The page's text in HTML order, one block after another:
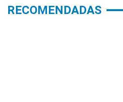
RECOMENDADAS